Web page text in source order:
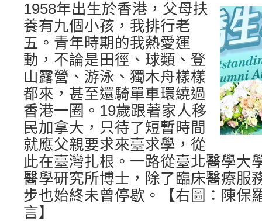
1958年出生於香港，父母扶
養有九個小孩，我排行老
五。青年時期的我熱愛運
動，不論是田徑、球類、登
山露營、游泳、獨木舟樣樣
都來，甚至還騎單車環繞過
香港一圈。19歲跟著家人移
民加拿大，只待了短暫時間
就應父親要求來臺求學，從
此在臺灣扎根。一路從臺北醫學大
醫學研究所博士，除了臨床醫療服
步也始終未曾停歇。【右圖：陳保
言】